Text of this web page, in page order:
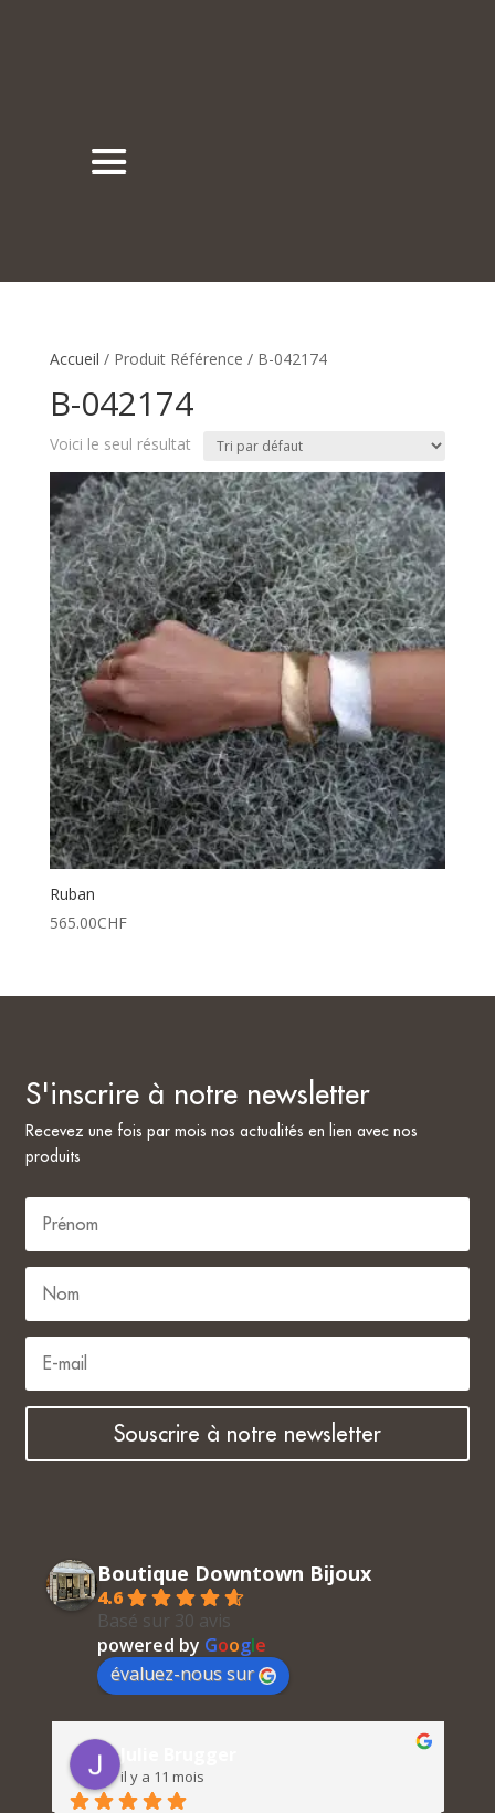
a
Accueil / Produit Référence / B-042174
B-042174
Voici le seul résultat
Ruban
565.00CHF
S'inscrire à notre newsletter
Recevez une fois par mois nos actualités en lien avec nos
produits
Souscrire à notre newsletter
Boutique Downtown Bijoux
4.6
Basé sur 30 avis
powered by Google
évaluez-nous sur
Julie Brugger
il y a 11 mois